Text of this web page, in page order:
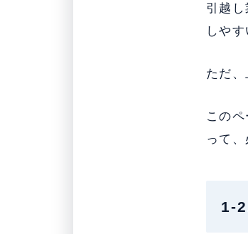
引越
しやす
ただ
この
って
1-